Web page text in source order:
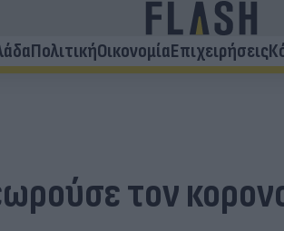
ΠολιτικήΟικονομίαΕπιχειρήσεις
τον